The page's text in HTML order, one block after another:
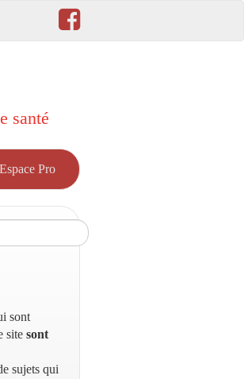
santé
Espace Pro
sont
site sont
sujets qui